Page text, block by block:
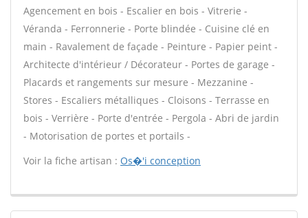
Agencement en bois - Escalier en bois - Vitrerie -
Véranda - Ferronnerie - Porte blindée - Cuisine clé en
main - Ravalement de façade - Peinture - Papier peint -
Architecte d'intérieur / Décorateur - Portes de garage -
Placards et rangements sur mesure - Mezzanine -
Stores - Escaliers métalliques - Cloisons - Terrasse en
bois - Verrière - Porte d'entrée - Pergola - Abri de jardin
- Motorisation de portes et portails -
Voir la fiche artisan : Os�'i conception